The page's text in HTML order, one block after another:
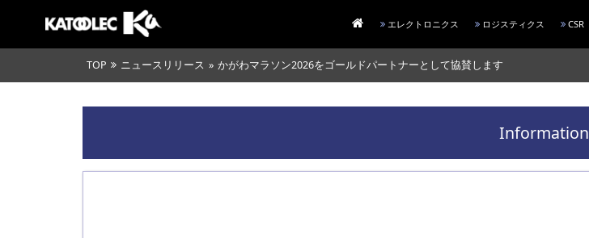
エレクトロニクス ロジスティクス CSR
TOP ニュースリリース » かがわマラソン2026をゴールドパートナーとして協賛します
Information